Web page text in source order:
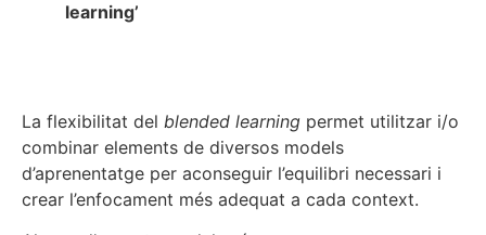
learning’
La flexibilitat del blended learning permet utilitzar i/o
combinar elements de diversos models
d’aprenentatge per aconseguir l’equilibri necessari i
crear l’enfocament més adequat a cada context.